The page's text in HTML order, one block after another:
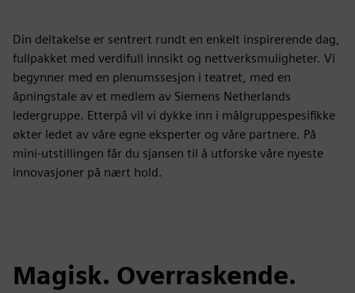
Din deltakelse er sentrert rundt en enkelt inspirerende dag,
fullpakket med verdifull innsikt og nettverksmuligheter. Vi
begynner med en plenumssesjon i teatret, med en
åpningstale av et medlem av Siemens Netherlands
ledergruppe. Etterpå vil vi dykke inn i målgruppespesifikke
økter ledet av våre egne eksperter og våre partnere. På
mini-utstillingen får du sjansen til å utforske våre nyeste
innovasjoner på nært hold.
Magisk. Overraskende.